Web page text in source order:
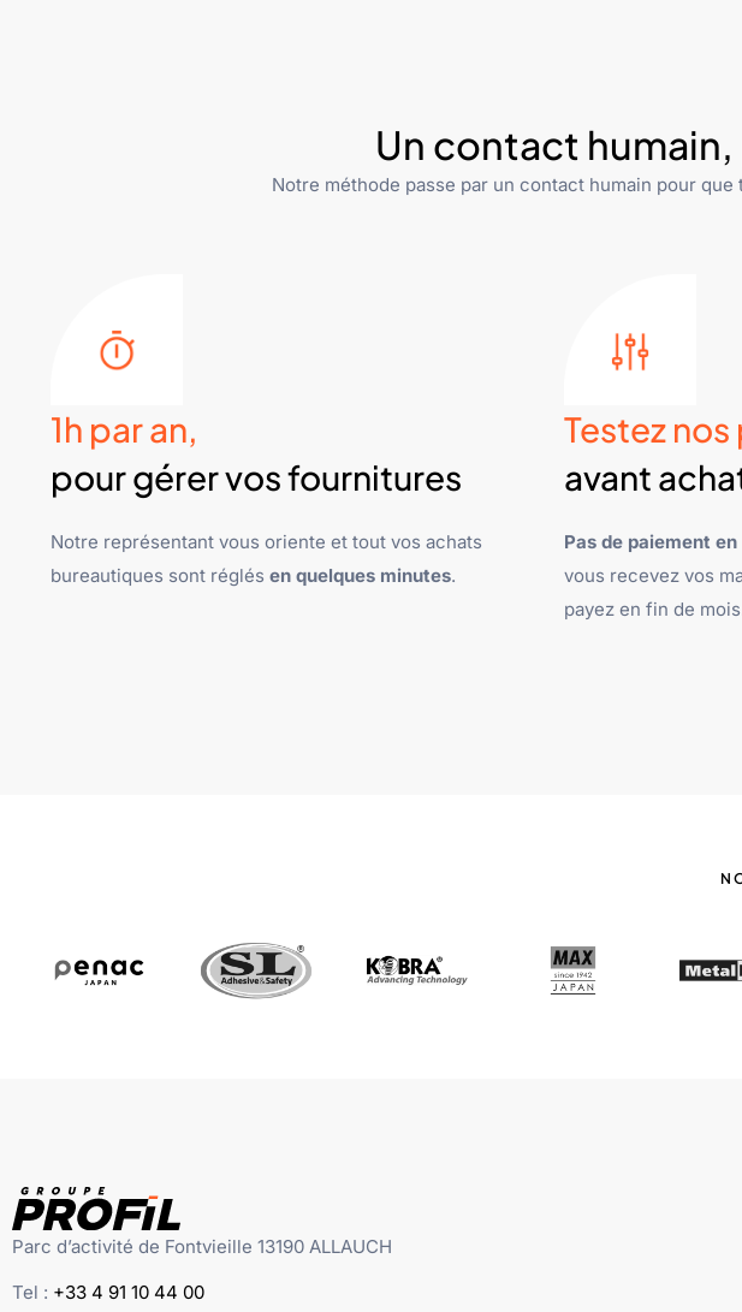
Un contact
Notre méthode passe par un contact humain pour
1h par an,
pour gérer vos fournitures
Notre représentant vous oriente et tout vos achats
bureautiques sont réglés en quelques minutes.
Testez
avant
Pas de paiement
vous recevez vos
payez en fin de
Parc d’activité de Fontvieille 13190 ALLAUCH
Tel : +33 4 91 10 44 00